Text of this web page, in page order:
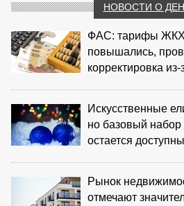
НОВОСТИ О
ФАС: тарифы ЖКХ
повышались,
корректировка
Искусственные
но базовый
остается
Рынок
отмечают